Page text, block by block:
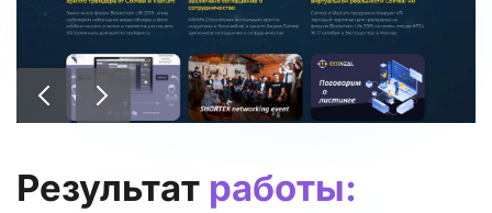
Результат работы: